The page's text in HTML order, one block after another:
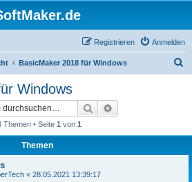
Anmelden
Registrieren
BasicMaker 2018 für Windows
Windows
Suche
Themen • Seite 1 von 1
Themen
« 28.05.2021 13:39:17